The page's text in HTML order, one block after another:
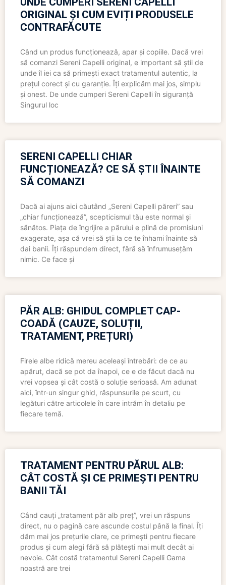
ORIGINAL ȘI CUM EVIȚI PRODUSELE
CONTRAFĂCUTE
Când un produs funcționează, apar și copiile. Dacă vrei
să comanzi Sereni Capelli original, e important să știi de
unde îl iei ca să primești exact tratamentul autentic, la
prețul corect și cu garanție. Îți explicăm mai jos, simplu
și onest. De unde cumperi Sereni Capelli în siguranță
Singurul loc
SERENI CAPELLI CHIAR
FUNCȚIONEAZĂ? CE SĂ ȘTII ÎNAINTE
SĂ COMANZI
Dacă ai ajuns aici căutând „Sereni Capelli păreri” sau
„chiar funcționează”, scepticismul tău este normal și
sănătos. Piața de îngrijire a părului e plină de promisiuni
exagerate, așa că vrei să știi la ce te înhami înainte să
dai banii. Îți răspundem direct, fără să înfrumusețăm
nimic. Ce face și
PĂR ALB: GHIDUL COMPLET CAP-
COADĂ (CAUZE, SOLUȚII,
TRATAMENT, PREȚURI)
Firele albe ridică mereu aceleași întrebări: de ce au
apărut, dacă se pot da înapoi, ce e de făcut dacă nu
vrei vopsea și cât costă o soluție serioasă. Am adunat
aici, într-un singur ghid, răspunsurile pe scurt, cu
legături către articolele în care intrăm în detaliu pe
fiecare temă.
TRATAMENT PENTRU PĂRUL ALB:
CÂT COSTĂ ȘI CE PRIMEȘTI PENTRU
BANII TĂI
Când cauți „tratament păr alb preț”, vrei un răspuns
direct, nu o pagină care ascunde costul până la final. Îți
dăm mai jos prețurile clare, ce primești pentru fiecare
produs și cum alegi fără să plătești mai mult decât ai
nevoie. Cât costă tratamentul Sereni Capelli Gama
noastră are trei